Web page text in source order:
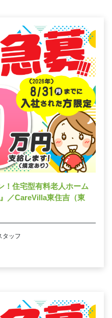
！住宅型有料老人ホーム
／CareVilla東住吉（東
タッフ